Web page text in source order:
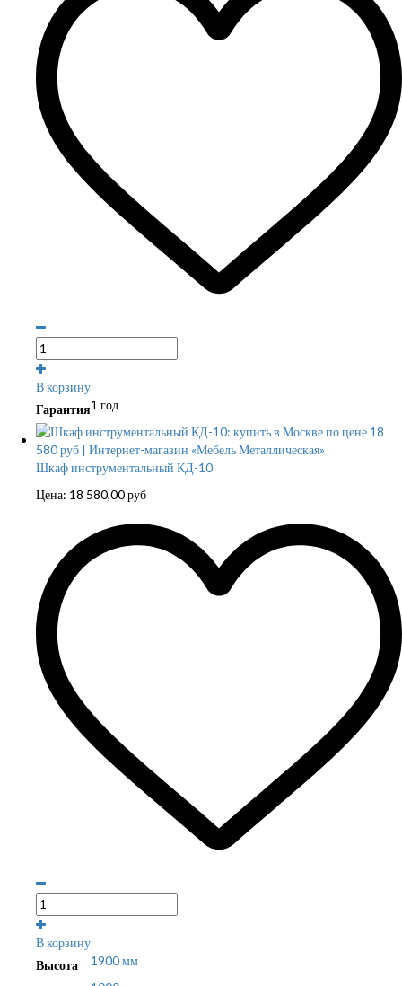
В корзину
Гарантия1 год
Шкаф инструментальный КД-10
Цена: 18 580,00руб
В корзину
Высота
1900 мм